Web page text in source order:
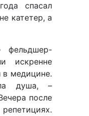
спасал
катетер, а
искренне
в медицине.
душа, –
после